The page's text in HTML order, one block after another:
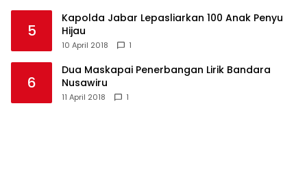
5
Kapolda Jabar Lepasliarkan 100 Anak Penyu
Hijau
10 April 2018 1
6
Dua Maskapai Penerbangan Lirik Bandara
Nusawiru
11 April 2018 1